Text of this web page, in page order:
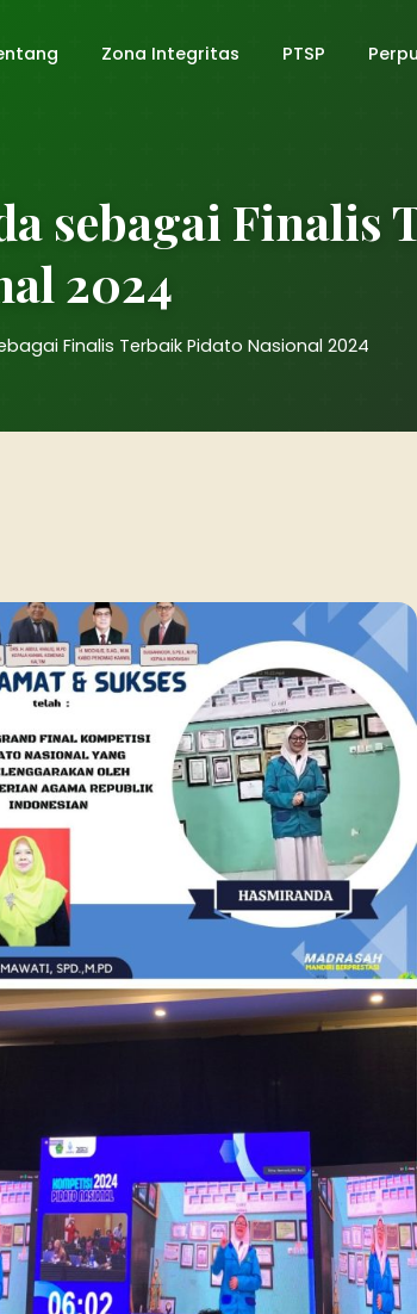
Zona Integritas PTSP
sebagai Finalis
2024
Finalis Terbaik Pidato Nasional 2024